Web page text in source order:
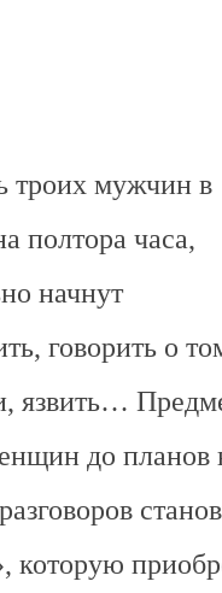
троих мужчин в
полтора часа,
начнут
говорить о
язвить…
до
которую